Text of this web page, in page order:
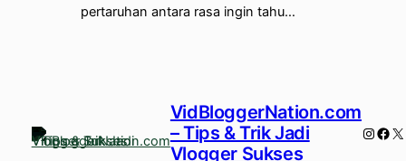
pertaruhan antara rasa ingin tahu…
VidBloggerNation.com
– Tips & Trik Jadi
Vlogger Sukses
X